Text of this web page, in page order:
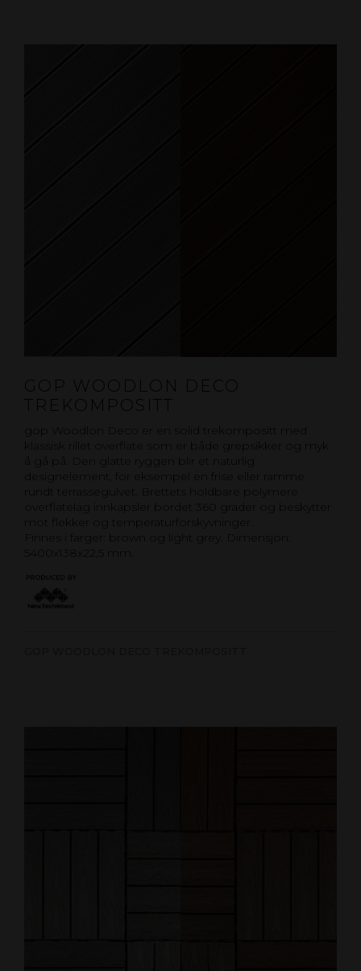
GOP WOODLON DECO
TREKOMPOSITT
gop Woodlon Deco er en solid trekompositt med
klassisk rillet overflate som er både grepsikker og myk
å gå på. Den glatte ryggen blir et naturlig
designelement, for eksempel en frise eller ramme
rundt terrassegulvet. Brettets holdbare polymere
overflatelag innkapsler bordet 360 grader og beskytter
mot flekker og temperaturforskyvninger.
Finnes i farger: brown og light grey. Dimensjon:
5400x138x22,5 mm.